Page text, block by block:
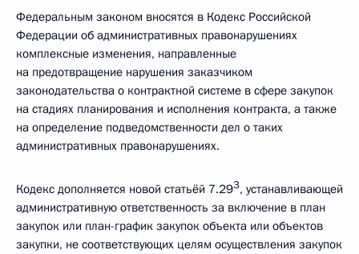
Федеральным законом вносятся в Кодекс Российской
Федерации об административных правонарушениях
комплексные изменения, направленные
на предотвращение нарушения заказчиком
законодательства о контрактной системе в сфере закупок
на стадиях планирования и исполнения контракта, а также
на определение подведомственности дел о таких
административных правонарушениях.
Кодекс дополняется новой статьёй 7.293, устанавливающей
административную ответственность за включение в план
закупок или план-график закупок объекта или объектов
закупки, не соответствующих целям осуществления закупок